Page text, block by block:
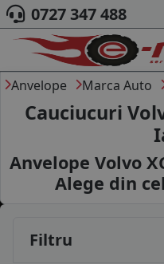
ACASA
DESPRE
ANVELOPE
AUTO
CAUTARE
0727 347 488
Anvelope Marca Auto
Cauciucuri
Anvelope Volvo
Alege din
Filtru